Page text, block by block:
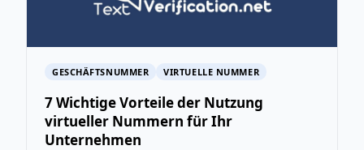
GESCHÄFTSNUMMER VIRTUELLE NUMMER
7 Wichtige Vorteile der Nutzung
virtueller Nummern für Ihr
Unternehmen